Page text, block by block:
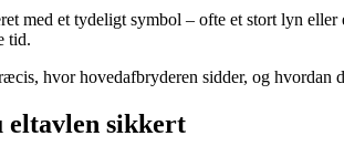
med et tydeligt symbol – ofte et stort lyn
tid.
hvor hovedafbryderen sidder, og hvordan
eltavlen sikkert